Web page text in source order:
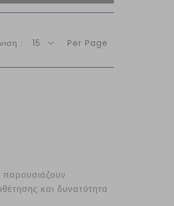
: 15 Per Page
και δυνατότητα